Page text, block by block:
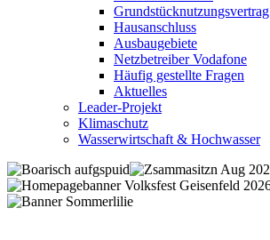
Grundstücknutzungsvertrag
Hausanschluss
Ausbaugebiete
Netzbetreiber Vodafone
Häufig gestellte Fragen
Aktuelles
Leader-Projekt
Klimaschutz
Wasserwirtschaft & Hochwasser